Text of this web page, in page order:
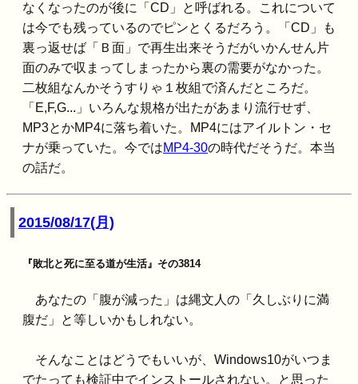
なくなったのが後に「CD」と呼ばれる。これについて
は今でも残っているのでピンとくるだろう。「CD」も
裏っ返せば「Ｂ面」で再生出来そうだがいかんせん片
面のみで収まってしまったから裏の需要がなかった。
二枚組なんかそうすりゃ１枚組で済んだところだ。
「E,F,G...」いろんな規格が出たがあまり流行せず、
MP3とかMP4に落ち着いた。MP4にはアイルトン・セ
ナが乗っていた。今ではMP4-30の時代だそうだ。本当
の話だ。
2015/08/17(月)
『敗北と死に至る道が生活』その3814
あなたの「腹が減った」は縄文人の「久しぶりに満
腹だ」と等しいかもしれない。
そんなことはどうでもいいが、Windows10がいつま
でたっても検証中でインストールされない。と思った